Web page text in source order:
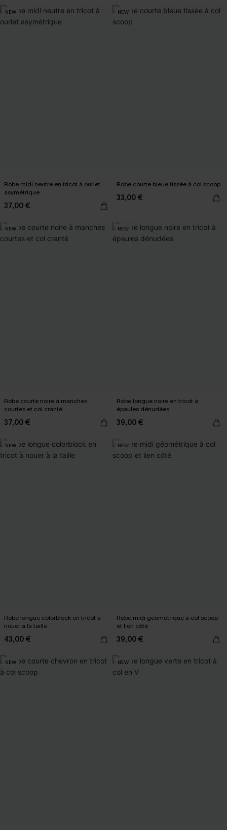
NEW
Robe midi neutre en tricot à ourlet
asymétrique
37,00 €
NEW
Robe courte bleue tissée à col scoop
33,00 €
NEW
Robe courte noire à manches
courtes et col cranté
37,00 €
NEW
Robe longue noire en tricot à
épaules dénudées
39,00 €
NEW
Robe longue colorblock en tricot à
nouer à la taille
43,00 €
NEW
Robe midi géométrique à col scoop
et lien côté
39,00 €
NEW NEW